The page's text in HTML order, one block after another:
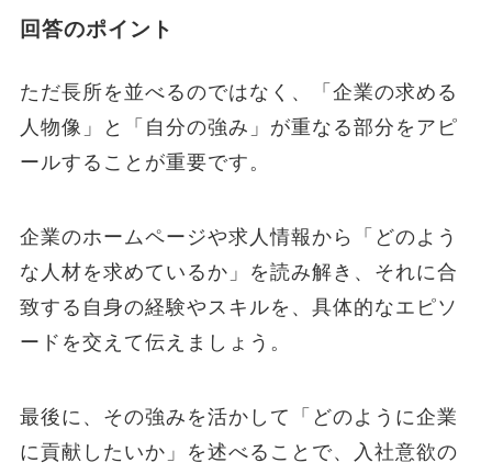
回答のポイント
ただ長所を並べるのではなく、「企業の求める
人物像」と「自分の強み」が重なる部分をアピ
ールすることが重要です。
企業のホームページや求人情報から「どのよう
な人材を求めているか」を読み解き、それに合
致する自身の経験やスキルを、具体的なエピソ
ードを交えて伝えましょう。
最後に、その強みを活かして「どのように企業
に貢献したいか」を述べることで、入社意欲の